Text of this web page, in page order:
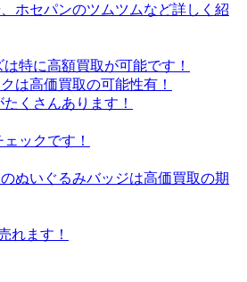
ホセパンのツムツムなど詳しく紹
特に高額買取が可能です！
は高価買取の可能性有！
くさんあります！
ックです！
ぬいぐるみバッジは高価買取の期
れます！